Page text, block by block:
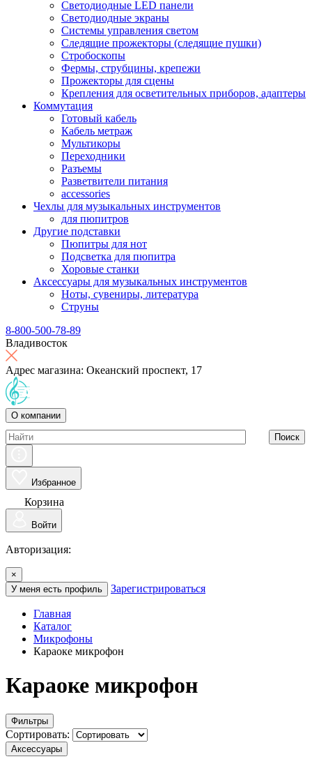
Светодиодные LED панели
Светодиодные экраны
Системы управления светом
Следящие прожекторы (следящие пушки)
Стробоскопы
Фермы, струбцины, крепежи
Прожекторы для сцены
Крепления для осветительных приборов, адаптеры
Коммутация
Готовый кабель
Кабель метраж
Мультикоры
Переходники
Разъемы
Разветвители питания
accessories
Чехлы для музыкальных инструментов
для пюпитров
Другие подставки
Пюпитры для нот
Подсветка для пюпитра
Хоровые станки
Аксессуары для музыкальных инструментов
Ноты, сувениры, литература
Струны
8-800-500-78-89
Владивосток
Адрес магазина: Океанский проспект, 17
О компании
Поиск
Избранное
Корзина
Войти
Авторизация:
×
У меня есть профиль
Зарегистрироваться
Главная
Каталог
Микрофоны
Караоке микрофон
Караоке микрофон
Фильтры
Сортировать:
Аксессуары